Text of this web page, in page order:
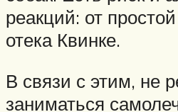
реакций: от
отека Квинке.
В связи с этим, не
заниматься